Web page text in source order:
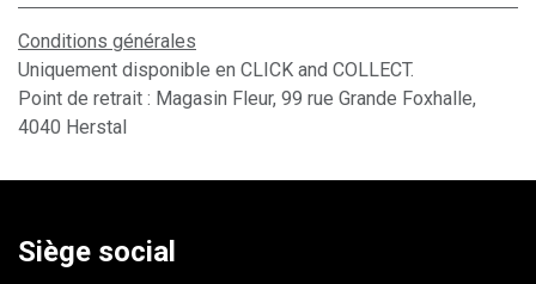
Conditions générales
Uniquement disponible en CLICK and COLLECT.
Point de retrait : Magasin Fleur, 99 rue Grande Foxhalle,
4040 Herstal
Siège social